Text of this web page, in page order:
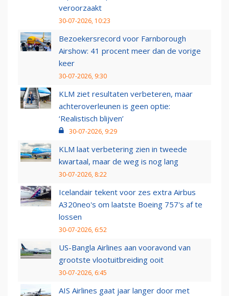
veroorzaakt
30-07-2026, 10:23
Bezoekersrecord voor Farnborough
Airshow: 41 procent meer dan de vorige
keer
30-07-2026, 9:30
KLM ziet resultaten verbeteren, maar
achteroverleunen is geen optie:
‘Realistisch blijven’
30-07-2026, 9:29
KLM laat verbetering zien in tweede
kwartaal, maar de weg is nog lang
30-07-2026, 8:22
Icelandair tekent voor zes extra Airbus
A320neo's om laatste Boeing 757's af te
lossen
30-07-2026, 6:52
US-Bangla Airlines aan vooravond van
grootste vlootuitbreiding ooit
30-07-2026, 6:45
AIS Airlines gaat jaar langer door met